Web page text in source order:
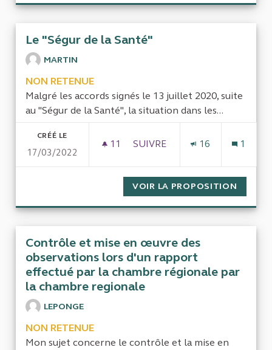
Le "Ségur de la Santé"
MARTIN
NON RETENUE
Malgré les accords signés le 13 juillet 2020, suite
au "Ségur de la Santé", la situation dans les...
CRÉÉ LE
17/03/2022
11 11 ABONNÉS
SUIVRE
16 1
VOIR LA PROPOSITION
Contrôle et mise en œuvre des
observations lors d'un rapport
effectué par la chambre régionale par
la chambre regionale
LEPONGE
NON RETENUE
Mon sujet concerne le contrôle et la mise en